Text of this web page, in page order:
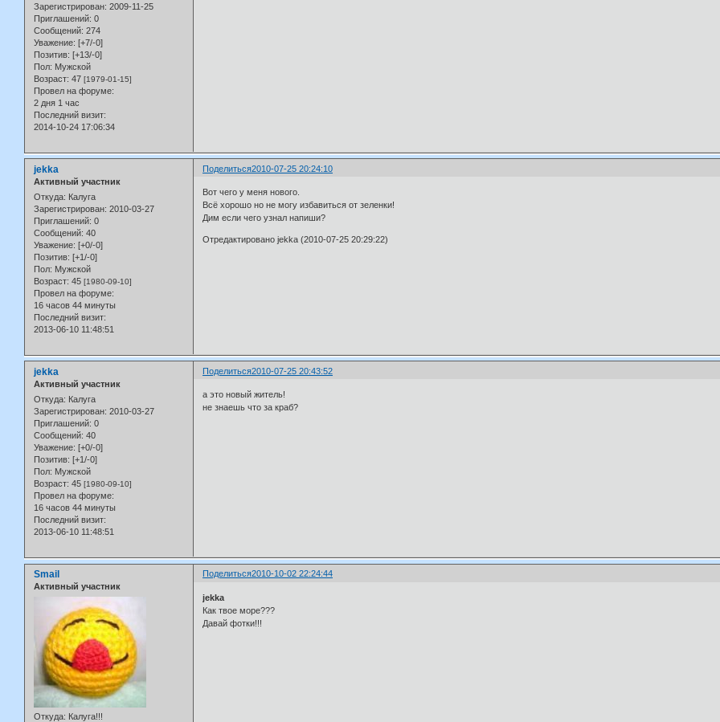
Зарегистрирован: 2009-11-25
Приглашений: 0
Сообщений: 274
Уважение: [+7/-0]
Позитив: [+13/-0]
Пол: Мужской
Возраст: 47 [1979-01-15]
Провел на форуме:
2 дня 1 час
Последний визит:
2014-10-24 17:06:34
Поделиться2010-07-25 20:24:10
jekka
Активный участник
Откуда: Калуга
Зарегистрирован: 2010-03-27
Приглашений: 0
Сообщений: 40
Уважение: [+0/-0]
Позитив: [+1/-0]
Пол: Мужской
Возраст: 45 [1980-09-10]
Провел на форуме:
16 часов 44 минуты
Последний визит:
2013-06-10 11:48:51
Вот чего у меня нового.
Всё хорошо но не могу избавиться от зеленки!
Дим если чего узнал напиши?
Отредактировано jekka (2010-07-25 20:29:22)
Поделиться2010-07-25 20:43:52
jekka
Активный участник
Откуда: Калуга
Зарегистрирован: 2010-03-27
Приглашений: 0
Сообщений: 40
Уважение: [+0/-0]
Позитив: [+1/-0]
Пол: Мужской
Возраст: 45 [1980-09-10]
Провел на форуме:
16 часов 44 минуты
Последний визит:
2013-06-10 11:48:51
а это новый житель!
не знаешь что за краб?
Поделиться2010-10-02 22:24:44
Smail
Активный участник
Откуда: Калуга!!!
jekka
Как твое море???
Давай фотки!!!